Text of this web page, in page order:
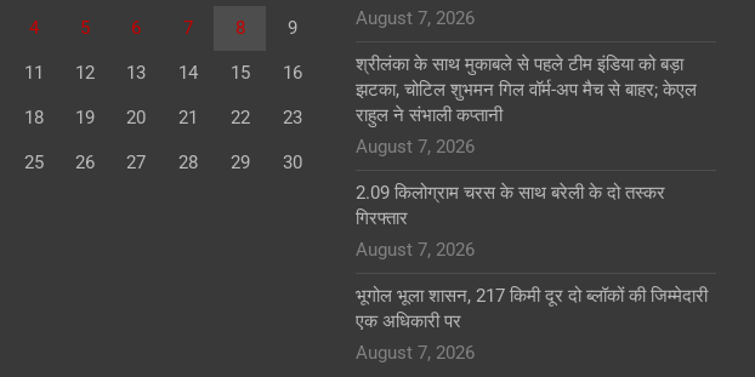
4 5 6 7 8 9
11 12 13 14 15 16
18 19 20 21 22 23
25 26 27 28 29 30
August 7, 2026
श्रीलंका के साथ मुकाबले से पहले टीम इंडिया को बड़ा
झटका, चोटिल शुभमन गिल वॉर्म-अप मैच से बाहर; केएल
राहुल ने संभाली कप्तानी
August 7, 2026
2.09 किलोग्राम चरस के साथ बरेली के दो तस्कर
गिरफ्तार
August 7, 2026
भूगोल भूला शासन, 217 किमी दूर दो ब्लॉकों की जिम्मेदारी
एक अधिकारी पर
August 7, 2026